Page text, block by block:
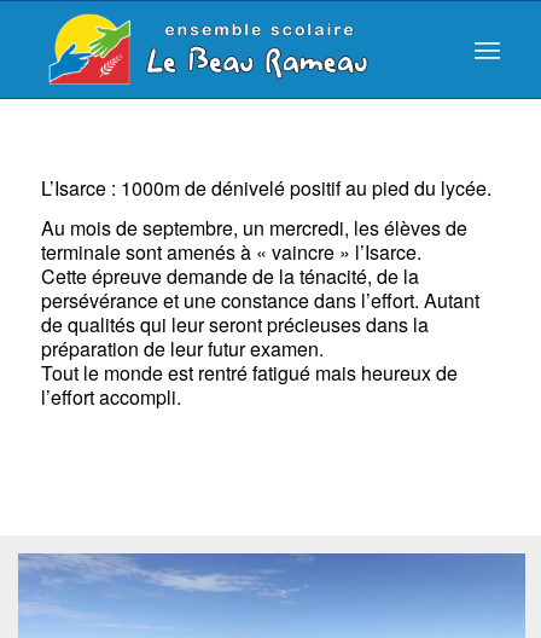
L’Isarce : 1000m de dénivelé positif au pied du lycée.
Au mois de septembre, un mercredi, les élèves de
terminale sont amenés à « vaincre » l’Isarce.
Cette épreuve demande de la ténacité, de la
persévérance et une constance dans l’effort. Autant
de qualités qui leur seront précieuses dans la
préparation de leur futur examen.
Tout le monde est rentré fatigué mais heureux de
l’effort accompli.